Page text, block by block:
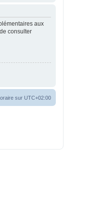
aux
consulter
sur UTC+02:00